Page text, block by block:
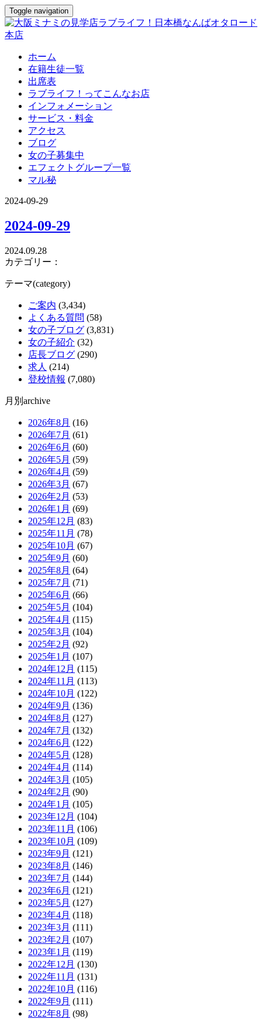
Toggle navigation
ホーム
在籍生徒一覧
出席表
ラブライフ！ってこんなお店
インフォメーション
サービス・料金
アクセス
ブログ
女の子募集中
エフェクトグループ一覧
マル秘
2024-09-29
2024-09-29
2024.09.28
カテゴリー：
テーマ(category)
ご案内 (3,434)
よくある質問 (58)
女の子ブログ (3,831)
女の子紹介 (32)
店長ブログ (290)
求人 (214)
登校情報 (7,080)
月別archive
2026年8月 (16)
2026年7月 (61)
2026年6月 (60)
2026年5月 (59)
2026年4月 (59)
2026年3月 (67)
2026年2月 (53)
2026年1月 (69)
2025年12月 (83)
2025年11月 (78)
2025年10月 (67)
2025年9月 (60)
2025年8月 (64)
2025年7月 (71)
2025年6月 (66)
2025年5月 (104)
2025年4月 (115)
2025年3月 (104)
2025年2月 (92)
2025年1月 (107)
2024年12月 (115)
2024年11月 (113)
2024年10月 (122)
2024年9月 (136)
2024年8月 (127)
2024年7月 (132)
2024年6月 (122)
2024年5月 (128)
2024年4月 (114)
2024年3月 (105)
2024年2月 (90)
2024年1月 (105)
2023年12月 (104)
2023年11月 (106)
2023年10月 (109)
2023年9月 (121)
2023年8月 (146)
2023年7月 (144)
2023年6月 (121)
2023年5月 (127)
2023年4月 (118)
2023年3月 (111)
2023年2月 (107)
2023年1月 (119)
2022年12月 (130)
2022年11月 (131)
2022年10月 (116)
2022年9月 (111)
2022年8月 (98)